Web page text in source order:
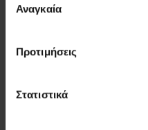
των υπηρεσιών τους.
συγκατάθεσης
Αναγκαία
Προτιμήσεις
Στατιστικά